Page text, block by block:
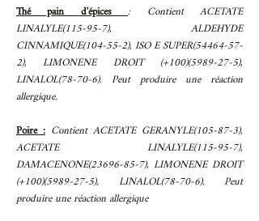
​Thé pain d'épices: Contient ACETATE
LINALYLE(115-95-7), ALDEHYDE
CINNAMIQUE(104-55-2), ISO E SUPER(54464-57-
2), LIMONENE DROIT (+100)(5989-27-5),
LINALOL(78-70-6). Peut produire une réaction
allergique.
Poire : Contient ACETATE GERANYLE(105-87-3),
ACETATE LINALYLE(115-95-7),
DAMACENONE(23696-85-7), LIMONENE DROIT
(+100)(5989-27-5), LINALOL(78-70-6). Peut
produire une réaction allergique